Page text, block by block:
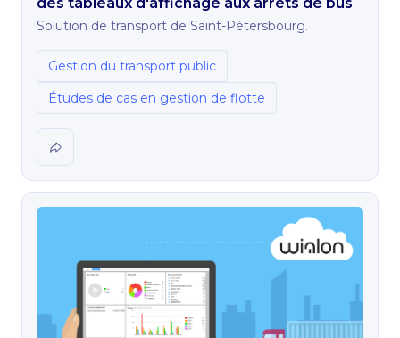
des tableaux d'affichage aux arrêts de bus
Solution de transport de Saint-Pétersbourg.
Gestion du transport public
Études de cas en gestion de flotte